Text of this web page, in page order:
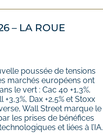
– LA ROUE
poussée de tensions
marchés européens ont
le vert : Cac 40 +1,3%,
Dax +2,5% et Stoxx
Wall Street marque le
les prises de bénéfices
et liées à l’IA.